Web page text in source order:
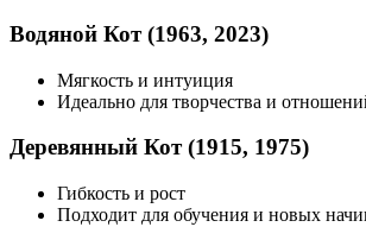
Водяной Кот (1963, 2023)
Мягкость и интуиция
Идеально для творчества и
Деревянный Кот (1915, 1975)
Гибкость и рост
Подходит для обучения и новых